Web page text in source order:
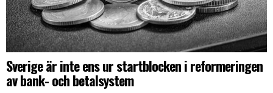
Sverige är inte ens ur startblocken i reformeringen
av bank- och betalsystem